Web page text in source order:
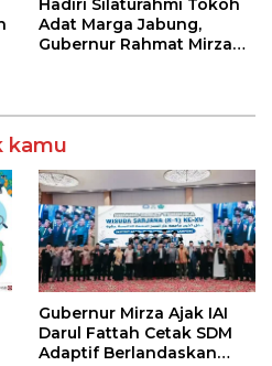
Hadiri Silaturahmi Tokoh
Adat Marga Jabung,
Gubernur Rahmat Mirzani
SDM
kamu
Gubernur Mirza Ajak IAI
Darul Fattah Cetak SDM
Adaptif Berlandaskan